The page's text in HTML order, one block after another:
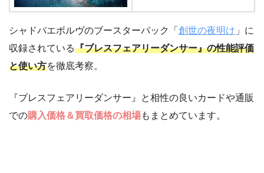
シャドバエボルヴのブースターパック「 創世の夜明け 」に
収録されている『ブレスフェアリーダンサー』の性能評価
と使い方を徹底考察。
『ブレスフェアリーダンサー』と相性の良いカードや通販
での購入価格＆買取価格の相場もまとめています。